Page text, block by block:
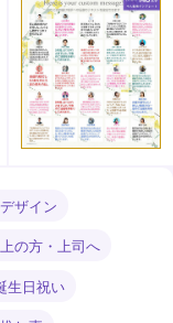
ザイン
の方・上司へ
生日祝い